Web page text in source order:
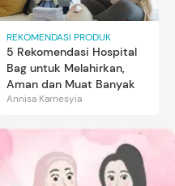
REKOMENDASI PRODUK
5 Rekomendasi Hospital
Bag untuk Melahirkan,
Aman dan Muat Banyak
Annisa Karnesyia